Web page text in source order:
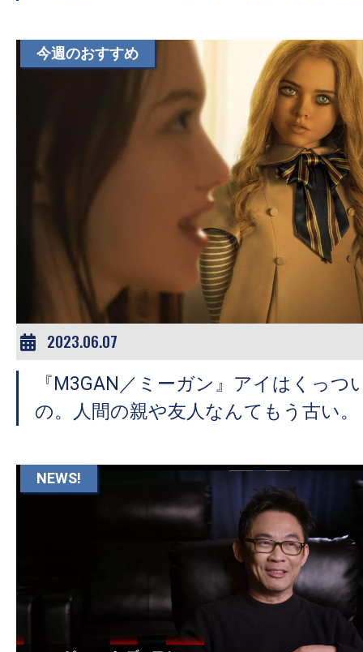
今週のおすすめ
2023.06.07
『M3GAN／ミーガン』アイはくっつ
の。人間の親や友人なんてもう古い。
NEWS!